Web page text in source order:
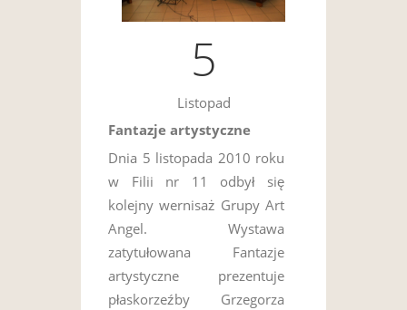
5
Listopad
Fantazje artystyczne
Dnia 5 listopada 2010 roku
w Filii nr 11 odbył się
kolejny wernisaż Grupy Art
Angel. Wystawa
zatytułowana Fantazje
artystyczne prezentuje
płaskorzeźby Grzegorza